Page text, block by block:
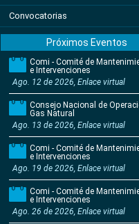
Convocatorias
Próximos Eventos
Comi - Comité de
e Intervenciones
Ago. 12 de 2026, Enlace virtual
Consejo Nacional de
Gas Natural
Ago. 13 de 2026, Enlace virtual
Comi - Comité de
e Intervenciones
Ago. 19 de 2026, Enlace virtual
Comi - Comité de
e Intervenciones
Ago. 26 de 2026, Enlace virtual